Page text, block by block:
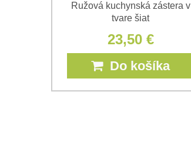
Ružová kuchynská zástera v
tvare šiat
23,50 €
Do košíka